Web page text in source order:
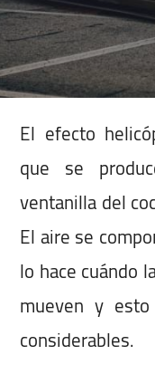
El efecto
que se
ventanilla del
El aire se
lo hace cuándo
mueven y
considerables.